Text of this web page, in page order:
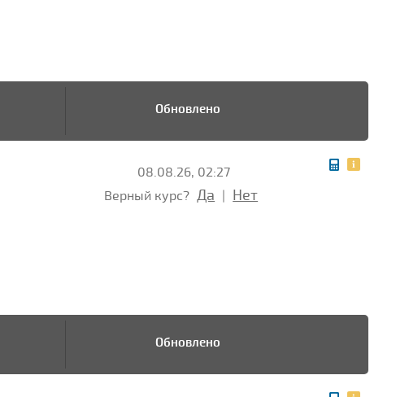
Обновлено
08.08.26, 02:27
Верный курс? Да Нет
Обновлено